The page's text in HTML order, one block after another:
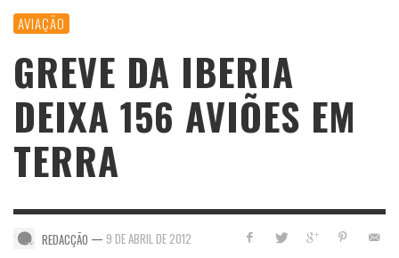
AVIAÇÃO
GREVE DA IBERIA
DEIXA 156 AVIÕES EM
TERRA
REDACÇÃO — 9 DE ABRIL DE 2012